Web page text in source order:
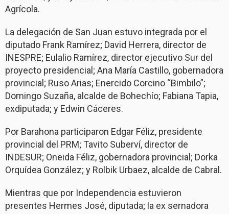
Agrícola.
La delegación de San Juan estuvo integrada por el
diputado Frank Ramírez; David Herrera, director de
INESPRE; Eulalio Ramírez, director ejecutivo Sur del
proyecto presidencial; Ana María Castillo, gobernadora
provincial; Ruso Arias; Enercido Corcino “Bimbilo”;
Domingo Suzaña, alcalde de Bohechío; Fabiana Tapia,
exdiputada; y Edwin Cáceres.
Por Barahona participaron Edgar Féliz, presidente
provincial del PRM; Tavito Suberví, director de
INDESUR; Oneida Féliz, gobernadora provincial; Dorka
Orquídea González; y Rolbik Urbaez, alcalde de Cabral.
Mientras que por Independencia estuvieron
presentes Hermes José, diputada; la ex sernadora